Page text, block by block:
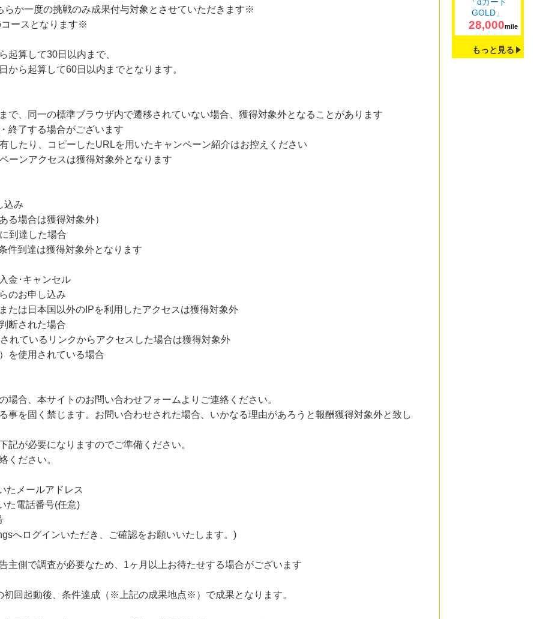
か一度の挑戦のみ成果付与対象とさせていただきます※
ースとなります※
起算して30日以内まで、
から起算して60日以内までとなります。
で、同一の標準ブラウザ内で遷移されていない場合、獲得対象外となることがあります
終了する場合がございます
したり、コピーしたURLを用いたキャンペーン紹介はお控えください
ーンアクセスは獲得対象外となります
込み
る場合は獲得対象外）
到達した場合
件到達は獲得対象外となります
金･キャンセル
のお申し込み
たは日本国以外のIPを利用したアクセスは獲得対象外
断された場合
れているリンクからアクセスした場合は獲得対象外
を使用されている場合
場合、本サイトのお問い合わせフォームよりご連絡ください。
事を固く禁じます。お問い合わせされた場合、いかなる理由があろうと報酬獲得対象外と致し
記が必要になりますのでご準備ください。
ください。
たメールアドレス
た電話番号(任意)
へログインいただき、ご確認をお願いいたします。)
主側で調査が必要なため、1ヶ月以上お待たせする場合がございます
初回起動後、条件達成（※上記の成果地点※）で成果となります。
28,000mile
もっと見る